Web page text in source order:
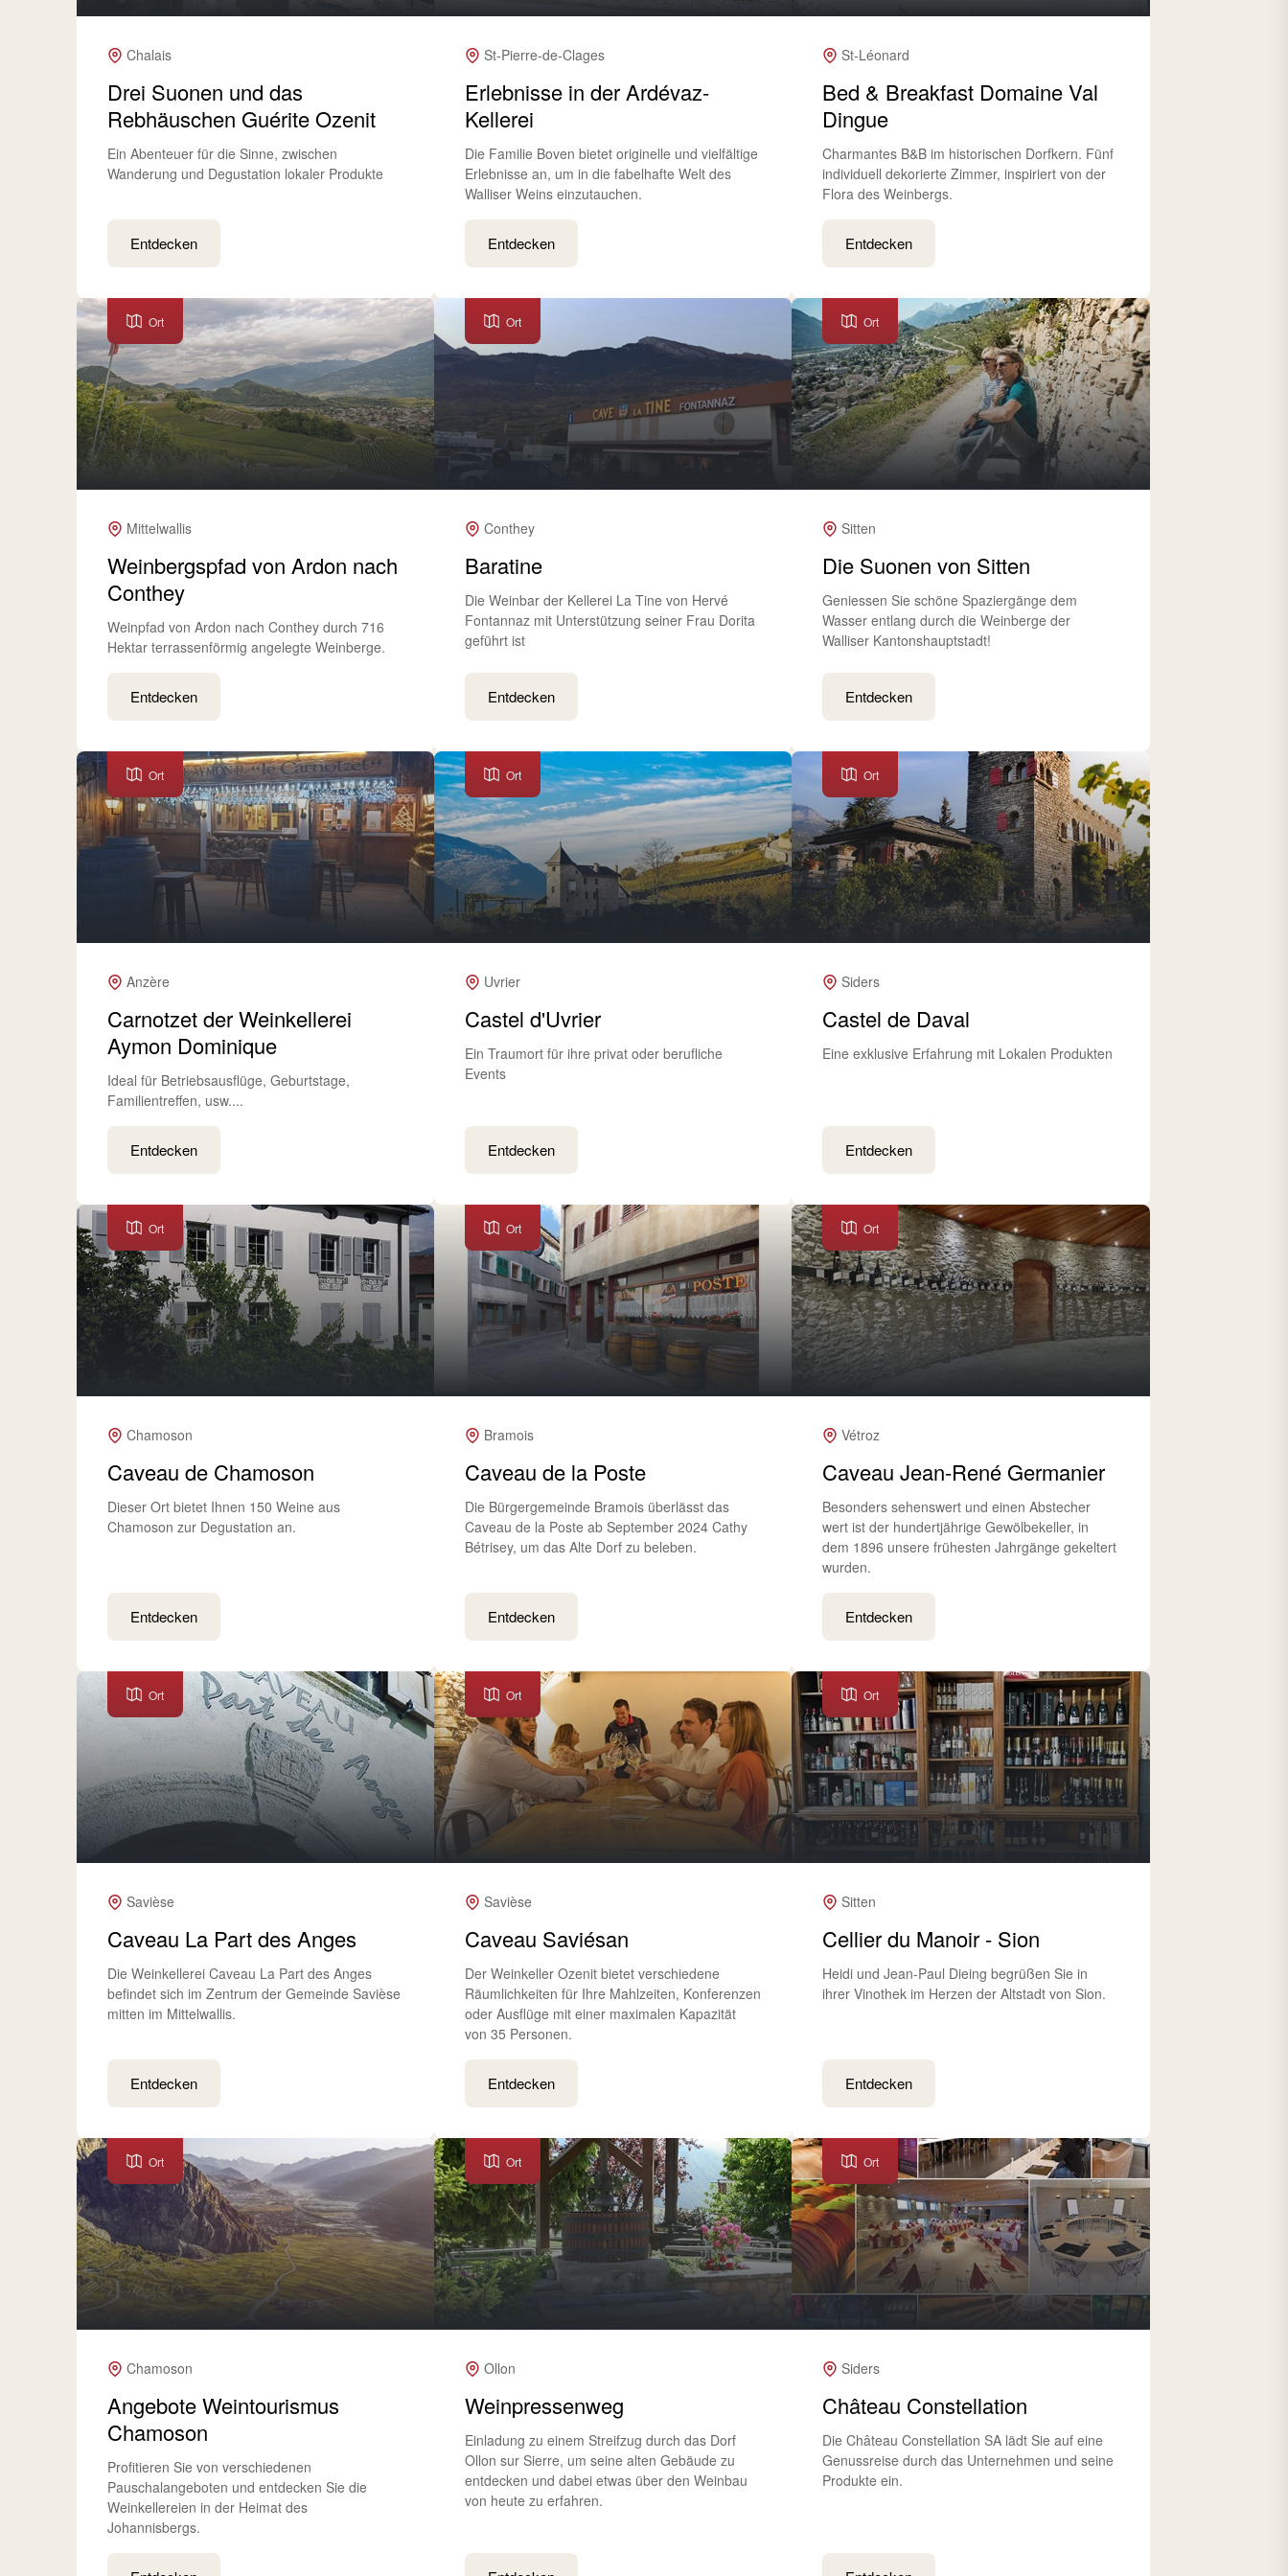
Chalais
Drei Suonen und das
Rebhäuschen Guérite Ozenit
Ein Abenteuer für die Sinne, zwischen
Wanderung und Degustation lokaler Produkte
Entdecken
St-Pierre-de-Clages
Erlebnisse in der Ardévaz-
Kellerei
Die Familie Boven bietet originelle und vielfältige
Erlebnisse an, um in die fabelhafte Welt des
Walliser Weins einzutauchen.
Entdecken
St-Léonard
Bed & Breakfast Domaine Val
Dingue
Charmantes B&B im historischen Dorfkern. Fünf
individuell dekorierte Zimmer, inspiriert von der
Flora des Weinbergs.
Entdecken
Ort
Mittelwallis
Weinbergspfad von Ardon nach
Conthey
Weinpfad von Ardon nach Conthey durch 716
Hektar terrassenförmig angelegte Weinberge.
Entdecken
Ort
Conthey
Baratine
Die Weinbar der Kellerei La Tine von Hervé
Fontannaz mit Unterstützung seiner Frau Dorita
geführt ist
Entdecken
Ort
Sitten
Die Suonen von Sitten
Geniessen Sie schöne Spaziergänge dem
Wasser entlang durch die Weinberge der
Walliser Kantonshauptstadt!
Entdecken
Ort
Anzère
Carnotzet der Weinkellerei
Aymon Dominique
Ideal für Betriebsausflüge, Geburtstage,
Familientreffen, usw....
Entdecken
Ort
Uvrier
Castel d'Uvrier
Ein Traumort für ihre privat oder berufliche
Events
Entdecken
Ort
Siders
Castel de Daval
Eine exklusive Erfahrung mit Lokalen Produkten
Entdecken
Ort
Chamoson
Caveau de Chamoson
Dieser Ort bietet Ihnen 150 Weine aus
Chamoson zur Degustation an.
Entdecken
Ort
Bramois
Caveau de la Poste
Die Bürgergemeinde Bramois überlässt das
Caveau de la Poste ab September 2024 Cathy
Bétrisey, um das Alte Dorf zu beleben.
Entdecken
Ort
Vétroz
Caveau Jean-René Germanier
Besonders sehenswert und einen Abstecher
wert ist der hundertjährige Gewölbekeller, in
dem 1896 unsere frühesten Jahrgänge gekeltert
wurden.
Entdecken
Ort
Savièse
Caveau La Part des Anges
Die Weinkellerei Caveau La Part des Anges
befindet sich im Zentrum der Gemeinde Savièse
mitten im Mittelwallis.
Entdecken
Ort
Savièse
Caveau Saviésan
Der Weinkeller Ozenit bietet verschiedene
Räumlichkeiten für Ihre Mahlzeiten, Konferenzen
oder Ausflüge mit einer maximalen Kapazität
von 35 Personen.
Entdecken
Ort
Sitten
Cellier du Manoir - Sion
Heidi und Jean-Paul Dieing begrüßen Sie in
ihrer Vinothek im Herzen der Altstadt von Sion.
Entdecken
Ort
Chamoson
Angebote Weintourismus
Chamoson
Profitieren Sie von verschiedenen
Pauschalangeboten und entdecken Sie die
Weinkellereien in der Heimat des
Johannisbergs.
Ort
Ollon
Weinpressenweg
Einladung zu einem Streifzug durch das Dorf
Ollon sur Sierre, um seine alten Gebäude zu
entdecken und dabei etwas über den Weinbau
von heute zu erfahren.
Ort
Siders
Château Constellation
Die Château Constellation SA lädt Sie auf eine
Genussreise durch das Unternehmen und seine
Produkte ein.